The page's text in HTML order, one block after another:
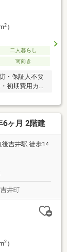
2）
二人暮らし
南向き
・保証人不要
初期費用カー
6ヶ月 2階建
後吉井駅 徒歩14
井町
2）